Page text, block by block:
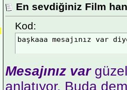
En sevdiğiniz Film
Kod:
başkaaa mesajınız var
Mesajınız vargüzel
anlatıyor. Buda